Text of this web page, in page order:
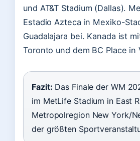
und AT&T Stadium (Dallas).
Estadio Azteca in Mexiko-
Guadalajara bei. Kanada ist
Toronto und dem BC Place
Fazit: Das Finale der WM
im MetLife Stadium in East
Metropolregion New York/
der größten